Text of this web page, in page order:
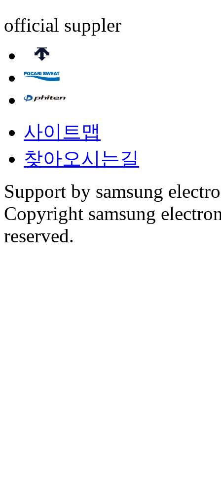
official suppler
사이트맵
찾아오시는길
Support by samsung
Copyright samsung
reserved.